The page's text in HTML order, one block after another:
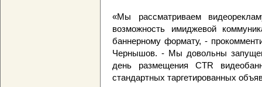
«Мы рассматриваем
возможность имиджевой
баннерному формату, -
Чернышов. - Мы довольны
день размещения CTR
стандартных таргетированных